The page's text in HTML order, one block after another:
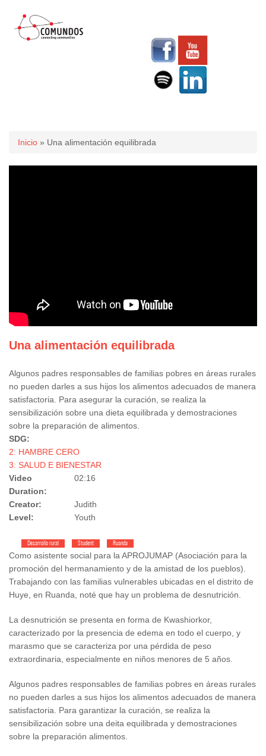
Usted está aquí
Inicio » Una alimentación equilibrada
Una alimentación equilibrada
Algunos padres responsables de familias pobres en áreas rurales
no pueden darles a sus hijos los alimentos adecuados de manera
satisfactoria. Para asegurar la curación, se realiza la
sensibilización sobre una dieta equilibrada y demostraciones
sobre la preparación de alimentos.
SDG:
2: HAMBRE CERO
3: SALUD E BIENESTAR
Video
Duration:
02:16
Creator:
Judith
Level:
Youth
Desarrollo rural Student Ruanda
Como asistente social para la APROJUMAP (Asociación para la
promoción del hermanamiento y de la amistad de los pueblos).
Trabajando con las familias vulnerables ubicadas en el distrito de
Huye, en Ruanda, noté que hay un problema de desnutrición.
La desnutrición se presenta en forma de Kwashiorkor,
caracterizado por la presencia de edema en todo el cuerpo, y
marasmo que se caracteriza por una pérdida de peso
extraordinaria, especialmente en niños menores de 5 años.
Algunos padres responsables de familias pobres en áreas rurales
no pueden darles a sus hijos los alimentos adecuados de manera
satisfactoria. Para garantizar la curación, se realiza la
sensibilización sobre una deita equilibrada y demostraciones
sobre la preparación alimentos.